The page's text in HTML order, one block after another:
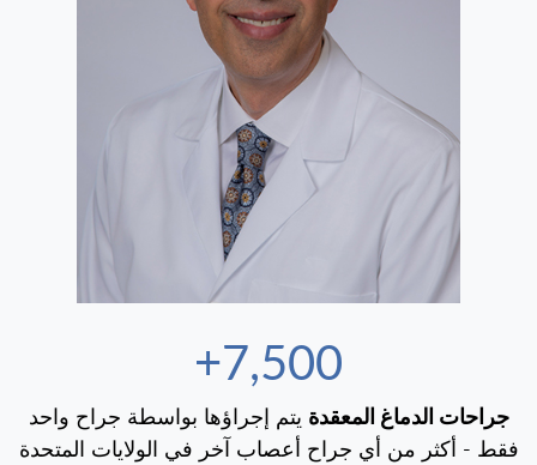
7,500+
جراحات الدماغ المعقدة يتم إجراؤها بواسطة جراح واحد
فقط - أكثر من أي جراح أعصاب آخر في الولايات المتحدة